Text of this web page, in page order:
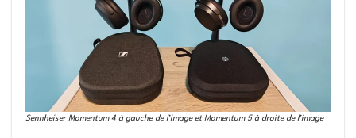
Sennheiser Momentum 4 à gauche de l’image et Momentum 5 à droite de l’image